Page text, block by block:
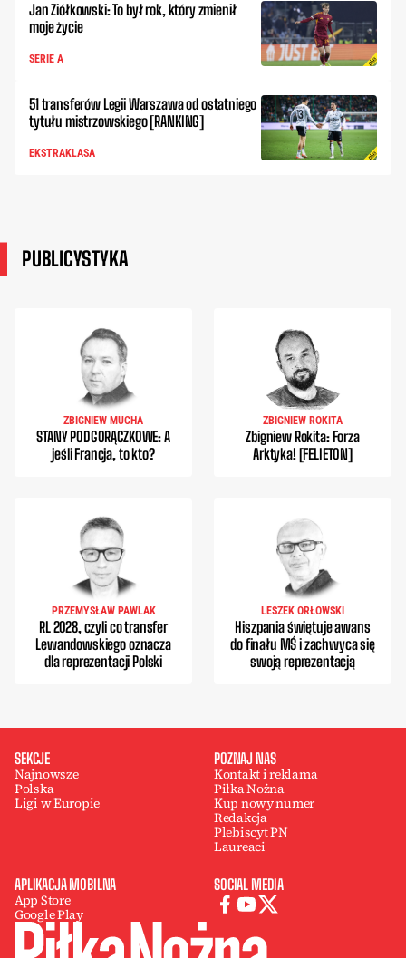
Jan Ziółkowski: To był rok, który zmienił
moje życie
SERIE A
51 transferów Legii Warszawa od ostatniego
tytułu mistrzowskiego [RANKING]
EKSTRAKLASA
PUBLICYSTYKA
ZBIGNIEW MUCHA
STANY PODGORĄCZKOWE: A
jeśli Francja, to kto?
ZBIGNIEW ROKITA
Zbigniew Rokita: Forza
Arktyka! [FELIETON]
PRZEMYSŁAW PAWLAK
RL 2028, czyli co transfer
Lewandowskiego oznacza
dla reprezentacji Polski
LESZEK ORŁOWSKI
Hiszpania świętuje awans
do finału MŚ i zachwyca się
swoją reprezentacją
SEKCJE
Najnowsze
Polska
Ligi w Europie
POZNAJ NAS
Kontakt i reklama
Piłka Nożna
Kup nowy numer
Redakcja
Plebiscyt PN
Laureaci
APLIKACJA MOBILNA
App Store
Google Play
SOCIAL MEDIA